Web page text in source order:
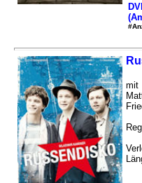
mit